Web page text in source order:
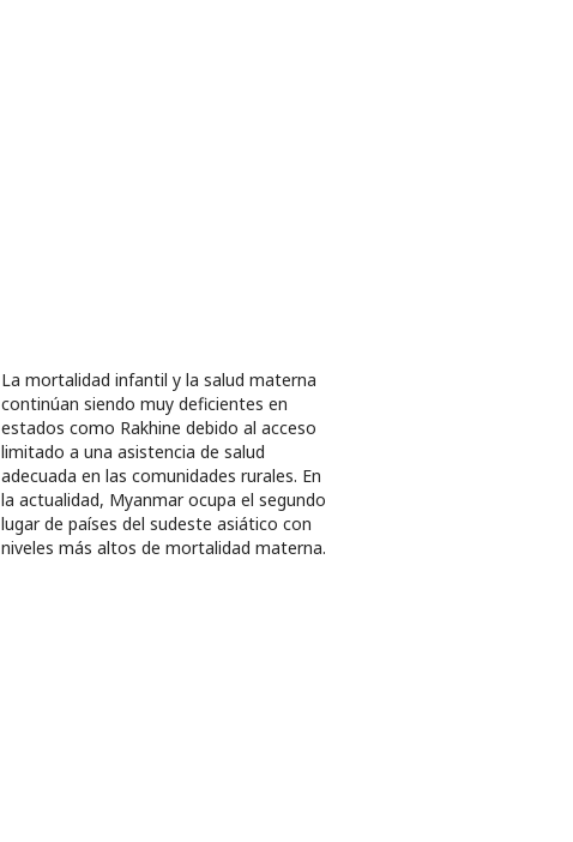
La mortalidad infantil y la salud materna
continúan siendo muy deficientes en
estados como Rakhine debido al acceso
limitado a una asistencia de salud
adecuada en las comunidades rurales. En
la actualidad, Myanmar ocupa el segundo
lugar de países del sudeste asiático con
niveles más altos de mortalidad materna.